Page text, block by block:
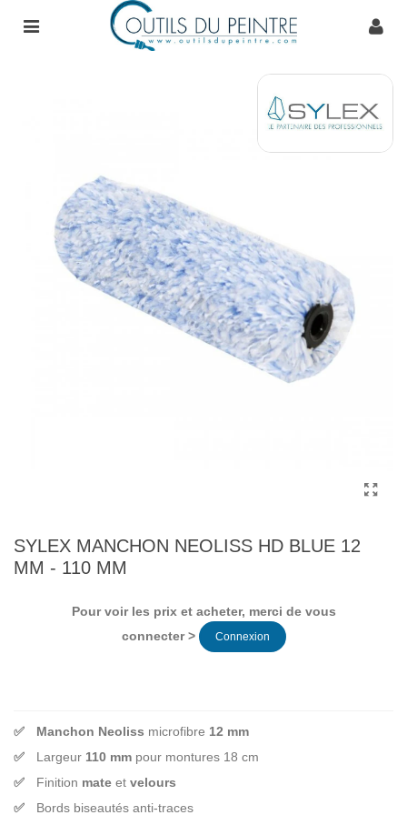
SYLEX MANCHON NEOLISS HD BLUE 12
MM - 110 MM
Pour voir les prix et acheter, merci de vous
connecter >
Connexion
Manchon Neoliss microfibre 12 mm
Largeur 110 mm pour montures 18 cm
Finition mate et velours
Bords biseautés anti-traces